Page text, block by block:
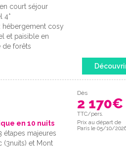
court séjour
4*
hébergement cosy
et paisible en
de forêts
en 10 nuits
étapes majeures
(3nuits) et Mont
Dès
2 170€
TTC/pers.
Prix au départ de
Paris le 05/10/